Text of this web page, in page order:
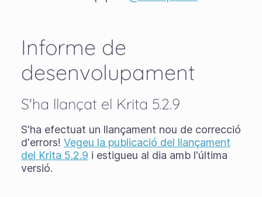
Informe de
desenvolupament
S'ha llançat el Krita 5.2.9
S'ha efectuat un llançament nou de correcció
d'errors! Vegeu la publicació del llançament
del Krita 5.2.9 i estigueu al dia amb l'última
versió.